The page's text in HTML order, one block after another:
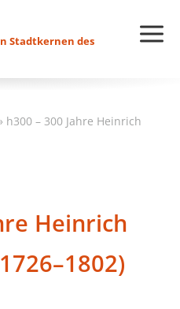
Stadtkernen des
h300 – 300 Jahre Heinrich
Heinrich